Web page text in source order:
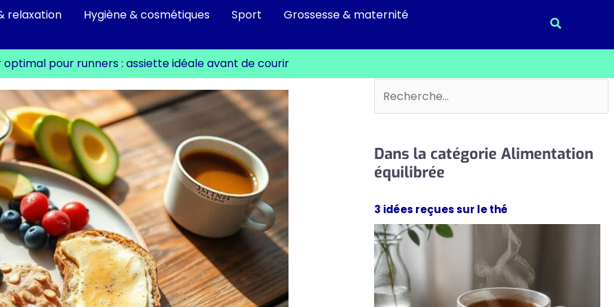
relaxation Hygiène & cosmétiques Sport
Grossesse & maternité
pour runners : assiette idéale avant de courir
Rechercher
Dans la catégorie Alimentation
équilibrée
3 idées reçues sur le thé